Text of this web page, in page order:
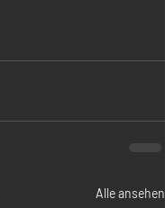
Alle ansehen